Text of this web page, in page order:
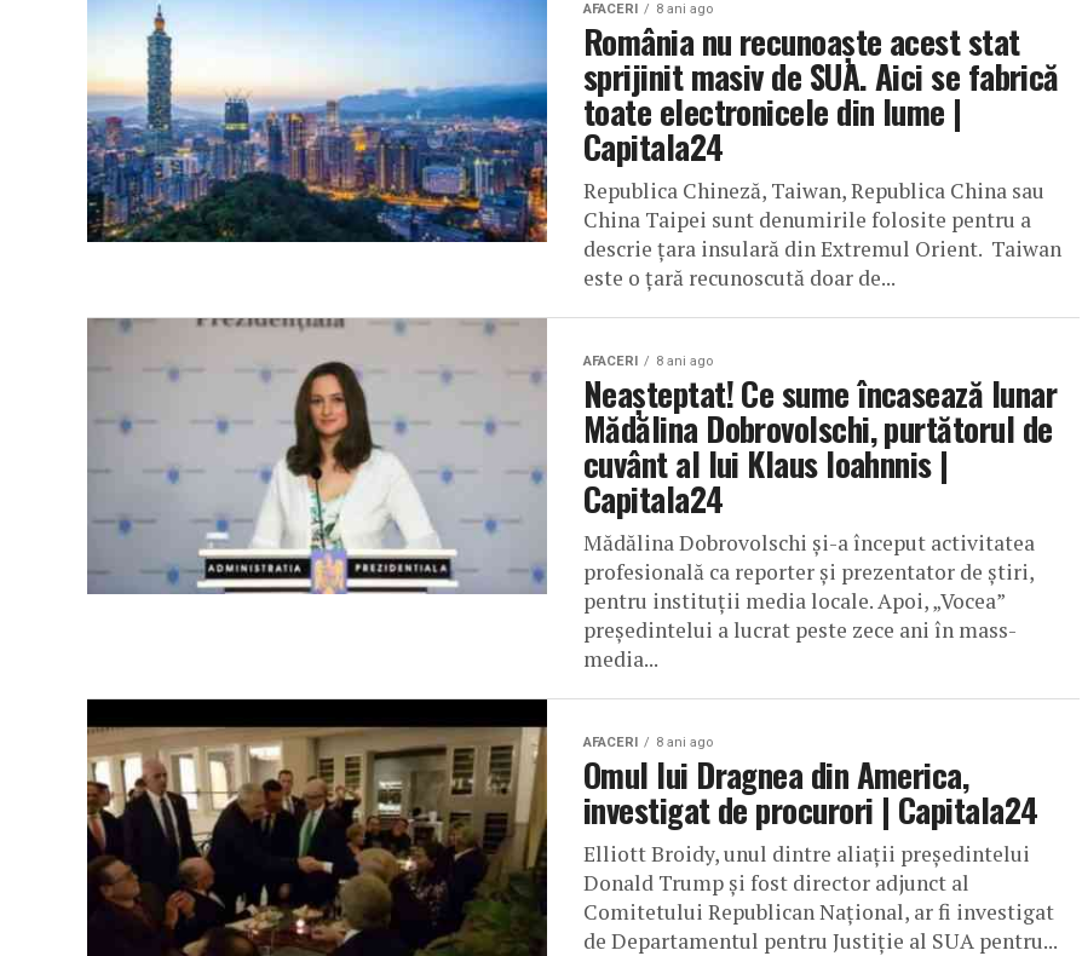
AFACERI 8 ani ago
România nu recunoaște acest stat
sprijinit masiv de SUA. Aici se fabrică
toate electronicele din lume |
Capitala24
Republica Chineză, Taiwan, Republica China sau
China Taipei sunt denumirile folosite pentru a
descrie ţara insulară din Extremul Orient. Taiwan
este o ţară recunoscută doar de...
AFACERI 8 ani ago
Neașteptat! Ce sume încasează lunar
Mădălina Dobrovolschi, purtătorul de
cuvânt al lui Klaus Ioahnnis |
Capitala24
Mădălina Dobrovolschi şi-a început activitatea
profesională ca reporter şi prezentator de ştiri,
pentru instituţii media locale. Apoi, „Vocea”
preşedintelui a lucrat peste zece ani în mass-
media...
AFACERI 8 ani ago
Omul lui Dragnea din America,
investigat de procurori | Capitala24
Elliott Broidy, unul dintre aliaţii preşedintelui
Donald Trump şi fost director adjunct al
Comitetului Republican Naţional, ar fi investigat
de Departamentul pentru Justiţie al SUA pentru...